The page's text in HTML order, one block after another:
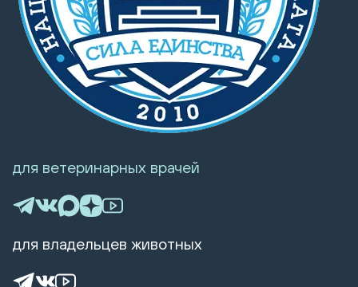
для ветеринарных врачей
для владельцев животных